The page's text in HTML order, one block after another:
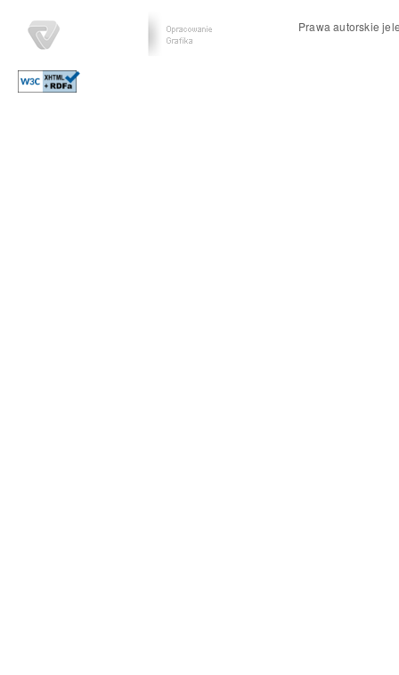
Prawa autorskie